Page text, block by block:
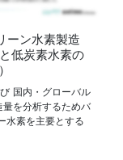
ーン水素製造
低炭素水素の
国内・グローバル
を分析するためバ
水素を主要とする